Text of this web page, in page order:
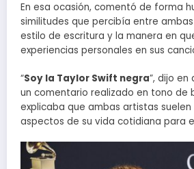
En esa ocasión, comentó de forma
similitudes que percibía entre
estilo de escritura y la manera en
experiencias personales en sus
“Soy la Taylor Swift negra”, dijo
un comentario realizado en tono de
explicaba que ambas artistas suelen
aspectos de su vida cotidiana para